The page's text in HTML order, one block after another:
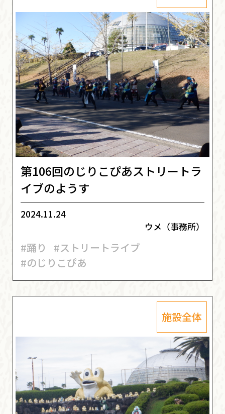
第106回のじりこぴあストリートラ
イブのようす
2024.11.24
ウメ（事務所）
#踊り
#ストリートライブ
#のじりこぴあ
施設全体